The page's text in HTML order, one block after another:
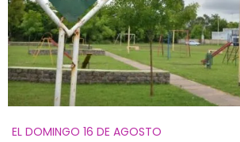
EL DOMINGO 16 DE AGOSTO